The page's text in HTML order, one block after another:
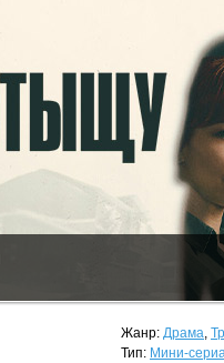
Жанр: Драма,
Тип: Мини-